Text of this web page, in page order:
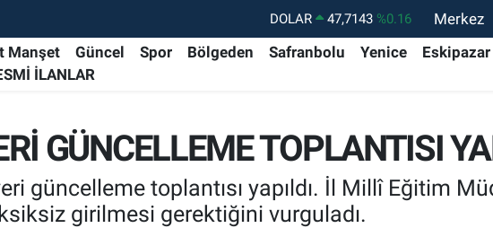
DOLAR 47,7143 %0.16
EURO
55,0317 %-0.02
BİST100
13.799
BITCOIN
64.225,61 %-0.63
Merkez
Manşet Güncel Spor Bölgeden Safranbolu Yenice Eskipazar
İLANLAR
GÜNCELLEME TOPLANTISI
güncelleme toplantısı yapıldı. İl Millî Eğitim
girilmesi gerektiğini vurguladı.